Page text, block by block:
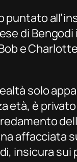
di Bengodi
e
solo
età, è
affacciata
insicura sui